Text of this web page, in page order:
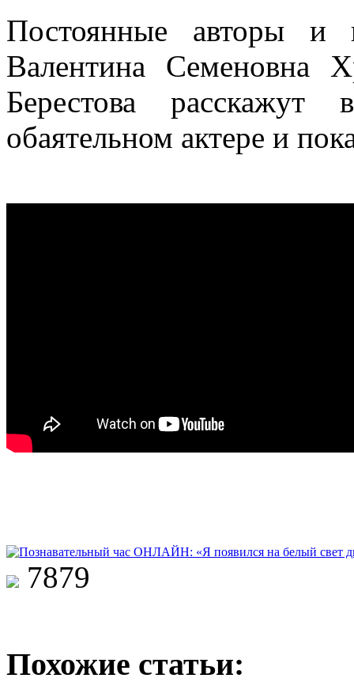
Постоянные авторы и
Валентина Семеновна
Берестова
обаятельном актере и
7879
Похожие статьи: